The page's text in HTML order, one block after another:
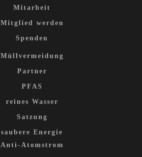
Mitarbeit
Mitglied werden
Spenden
Müllvermeidung
Partner
PFAS
reines Wasser
Satzung
saubere Energie
Anti-Atomstrom